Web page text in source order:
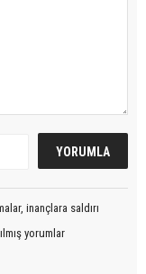
inançlara saldırı
yorumlar